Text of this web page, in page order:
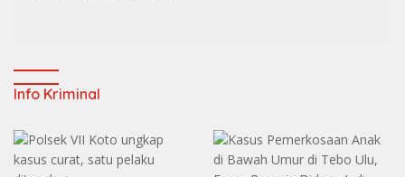
Info Kriminal